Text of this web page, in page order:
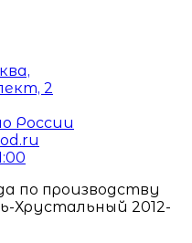
2
России
по производству
Хрустальный 2012-